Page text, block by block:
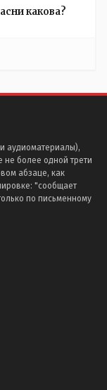
какова?
аудиоматериалы),
более одной трети
абзаце, как
"сообщает
по письменному